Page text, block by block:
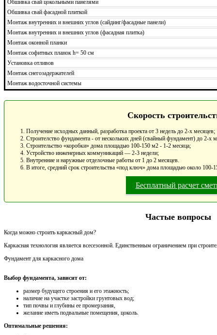
Обшивка свай цокольными панелями
Обшивка свай фасадной плиткой
Монтаж внутренних и внешних углов (сайдинг/фасадные панели)
Монтаж внутренних и внешних углов (фасадная плитка)
Монтаж оконной планки
Монтаж софитных планок h= 50 см
Установка отливов
Монтаж снегозадержателей
Монтаж водосточной системы
Скорость
Получение исходных данный, разработка проекта от 3 недель до 2-х месяцев;
Строителство фундамента - от нескольких дней (свайный фундамент) до 2-х
Строительство «коробки» дома площадью 100-150 м2 - 1-2 месяца;
Устройство инженерных коммуникаций — 2-3 недели;
Внутренние и наружные отделочные работы от 1 до 2 месяцев.
В итоге, средний срок строительства «под ключ» дома площадью около 100-
Бесплатный расчет
Частые вопросы
Когда можно строить каркасный дом?
Каркасная технология является всесезонной. Единственным ограничением при
Фундамент для каркасного дома
Выбор фундамента, зависит от:
размер будущего строения и его этажность;
наличие на участке застройки грунтовых вод;
тип почвы и глубины ее промерзания,
желание иметь подвальные помещения, цоколь.
Оптимальные решения: